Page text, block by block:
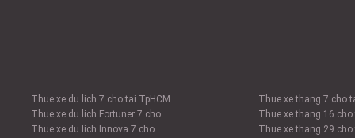
Thue xe du lich 7 cho tai TpHCM
Thue xe du lich Fortuner 7 cho
Thue xe du lich Innova 7 cho
Thue xe thang 7 cho
Thue xe thang 16 cho
Thue xe thang 29 cho